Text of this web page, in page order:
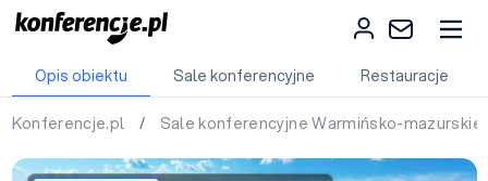
Opis obiektu Sale konferencyjne Restauracje
Konferencje.pl / Sale konferencyjne Warmińsko-mazurskie